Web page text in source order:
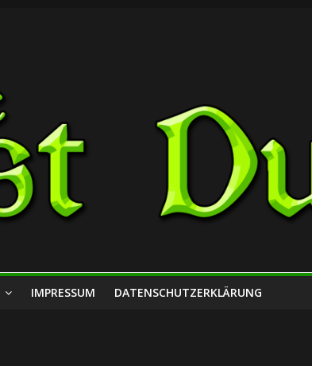
IMPRESSUM DATENSCHUTZERKLÄRUNG